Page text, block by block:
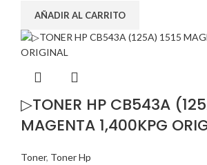
AÑADIR AL CARRITO
▷TONER HP CB543A
MAGENTA 1,400KPG
Toner, Toner Hp